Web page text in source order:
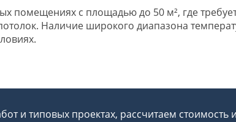
помещениях с площадью до 50 м², где
Наличие широкого диапазона
и типовых проектах, рассчитаем стоимость и